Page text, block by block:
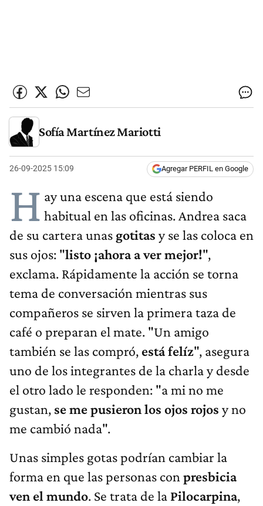
Sofía Martínez Mariotti
26-09-2025 15:09 Agregar PERFIL en Google
H ay una escena que está siendo
habitual en las oficinas. Andrea saca
de su cartera unas gotitas y se las coloca en
sus ojos: "listo ¡ahora a ver mejor!",
exclama. Rápidamente la acción se torna
tema de conversación mientras sus
compañeros se sirven la primera taza de
café o preparan el mate. "Un amigo
también se las compró, está felíz", asegura
uno de los integrantes de la charla y desde
el otro lado le responden: "a mi no me
gustan, se me pusieron los ojos rojos y no
me cambió nada".
Unas simples gotas podrían cambiar la
forma en que las personas con presbicia
ven el mundo. Se trata de la Pilocarpina,